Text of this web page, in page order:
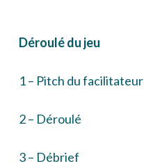
Déroulé du jeu
1 – Pitch du facilitateur
2 – Déroulé
3 – Débrief